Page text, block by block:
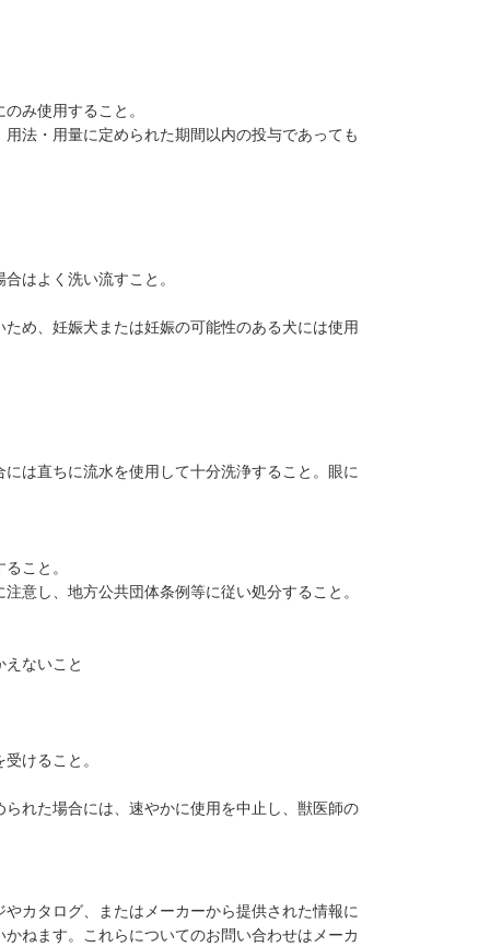
み使用すること。
法・用量に定められた期間以内の投与であっても
はよく洗い流すこと。
め、妊娠犬または妊娠の可能性のある犬には使用
は直ちに流水を使用して十分洗浄すること。眼に
こと。
意し、地方公共団体条例等に従い処分すること。
ないこと
けること。
れた場合には、速やかに使用を中止し、獣医師の
カタログ、またはメーカーから提供された情報に
ねます。これらについてのお問い合わせはメーカ